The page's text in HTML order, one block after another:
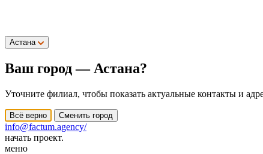
Астана
Ваш город — Астана?
Уточните филиал, чтобы показать актуальные контакты и
Всё верно Сменить город
info@factum.agency/
начать проект.
меню